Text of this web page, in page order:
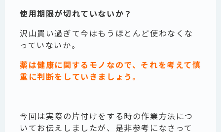
使用期限が切れていないか？
沢山買い過ぎて今はもうほとんど使わなくな
っていないか。
薬は健康に関するモノなので、それを考えて慎
重に判断をしていきましょう。
今回は実際の片付けをする時の作業方法につ
いてお伝えしましたが、是非参考になさって